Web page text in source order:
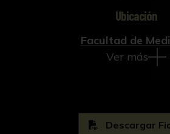
Ubicación
Facultad de
Ver más
Descargar